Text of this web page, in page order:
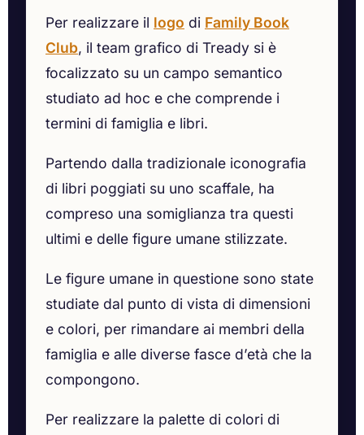
Per realizzare il logo di Family Book
Club, il team grafico di Tready si è
focalizzato su un campo semantico
studiato ad hoc e che comprende i
termini di famiglia e libri.
Partendo dalla tradizionale iconografia
di libri poggiati su uno scaffale, ha
compreso una somiglianza tra questi
ultimi e delle figure umane stilizzate.
Le figure umane in questione sono state
studiate dal punto di vista di dimensioni
e colori, per rimandare ai membri della
famiglia e alle diverse fasce d’età che la
compongono.
Per realizzare la palette di colori di